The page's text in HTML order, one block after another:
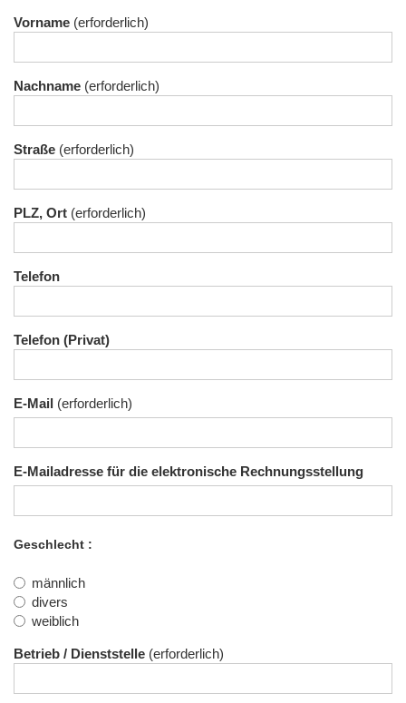
Vorname
Nachname
Straße
PLZ, Ort
Telefon
Telefon (Privat)
E-Mail
E-Mailadresse für die elektronische Rechnungsstellung
Geschlecht
männlich
divers
weiblich
Betrieb / Dienststelle